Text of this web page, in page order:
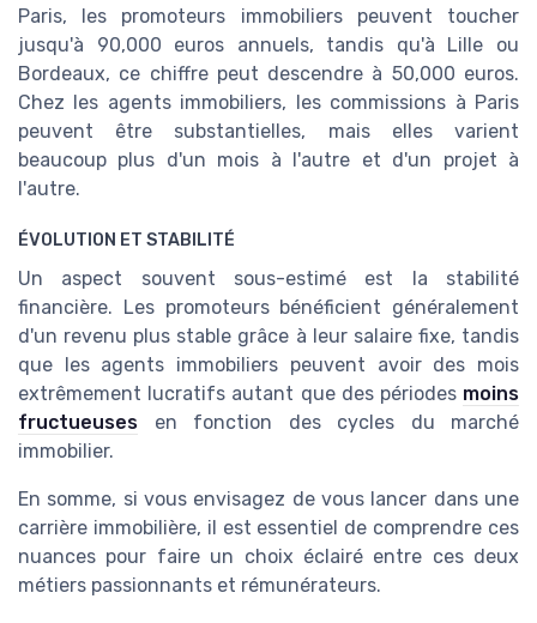
Paris, les promoteurs immobiliers peuvent toucher
jusqu'à 90,000 euros annuels, tandis qu'à Lille ou
Bordeaux, ce chiffre peut descendre à 50,000 euros.
Chez les agents immobiliers, les commissions à Paris
peuvent être substantielles, mais elles varient
beaucoup plus d'un mois à l'autre et d'un projet à
l'autre.
ÉVOLUTION ET STABILITÉ
Un aspect souvent sous-estimé est la stabilité
financière. Les promoteurs bénéficient généralement
d'un revenu plus stable grâce à leur salaire fixe, tandis
que les agents immobiliers peuvent avoir des mois
extrêmement lucratifs autant que des périodes moins
fructueuses en fonction des cycles du marché
immobilier.
En somme, si vous envisagez de vous lancer dans une
carrière immobilière, il est essentiel de comprendre ces
nuances pour faire un choix éclairé entre ces deux
métiers passionnants et rémunérateurs.